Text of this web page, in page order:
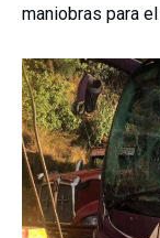
maniobras para